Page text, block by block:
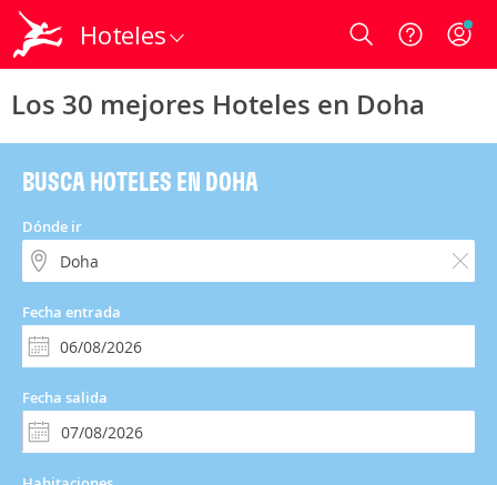
Hoteles Login
Los 30 mejores Hoteles en Doha
BUSCA HOTELES EN DOHA
Dónde ir
Fecha entrada
Fecha salida